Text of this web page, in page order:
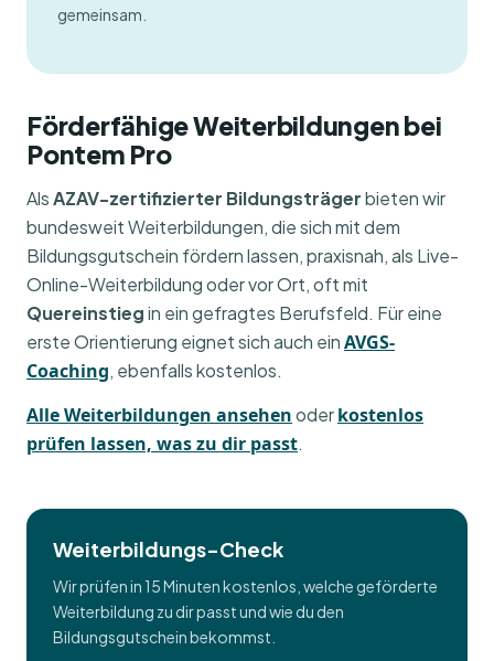
gemeinsam.
Förderfähige Weiterbildungen bei
Pontem Pro
AlsAZAV-zertifizierter Bildungsträgerbieten wir
bundesweit Weiterbildungen, die sich mit dem
Bildungsgutschein fördern lassen, praxisnah, als Live-
Online-Weiterbildung oder vor Ort, oft mit
Quereinstiegin ein gefragtes Berufsfeld. Für eine
erste Orientierung eignet sich auch einAVGS-
Coaching, ebenfalls kostenlos.
Alle Weiterbildungen ansehenoderkostenlos
prüfen lassen, was zu dir passt.
Weiterbildungs-Check
Wir prüfen in 15 Minuten kostenlos, welche geförderte
Weiterbildung zu dir passt und wie du den
Bildungsgutschein bekommst.